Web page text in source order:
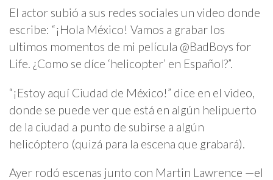
El actor subió a sus redes sociales un video donde
escribe: “¡Hola México! Vamos a grabar Ios
ultimos momentos de mi película @BadBoys for
Life. ¿Como se díce ‘helicopter’ en Español?”.
“¡Estoy aquí Ciudad de México!” dice en el video,
donde se puede ver que está en algún helipuerto
de la ciudad a punto de subirse a algún
helicóptero (quizá para la escena que grabará).
Ayer rodó escenas junto con Martin Lawrence —el